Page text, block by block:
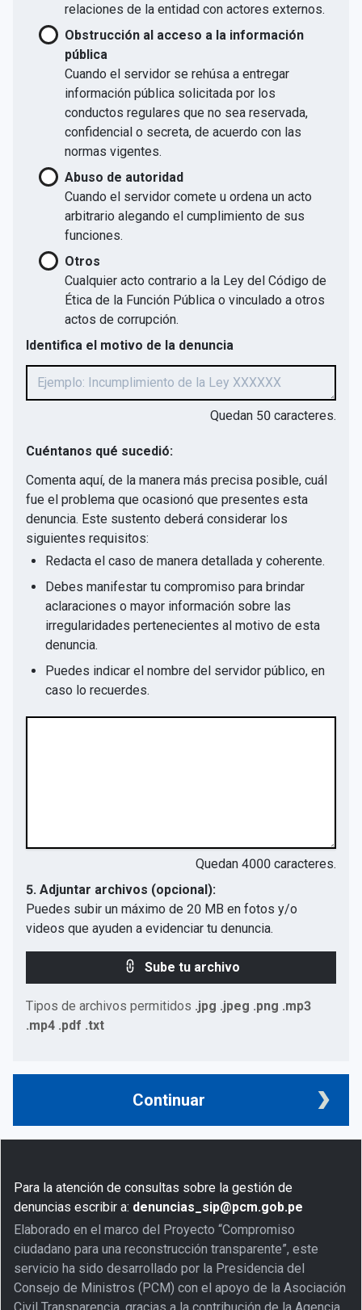
relaciones de la entidad con actores externos.
Obstrucción al acceso a la información
pública
Cuando el servidor se rehúsa a entregar
información pública solicitada por los
conductos regulares que no sea reservada,
confidencial o secreta, de acuerdo con las
normas vigentes.
Abuso de autoridad
Cuando el servidor comete u ordena un acto
arbitrario alegando el cumplimiento de sus
funciones.
Otros
Cualquier acto contrario a la Ley del Código de
Ética de la Función Pública o vinculado a otros
actos de corrupción.
Identifica el motivo de la denuncia
Quedan 50 caracteres.
Cuéntanos qué sucedió:
Comenta aquí, de la manera más precisa posible, cuál
fue el problema que ocasionó que presentes esta
denuncia. Este sustento deberá considerar los
siguientes requisitos:
Redacta el caso de manera detallada y coherente.
Debes manifestar tu compromiso para brindar
aclaraciones o mayor información sobre las
irregularidades pertenecientes al motivo de esta
denuncia.
Puedes indicar el nombre del servidor público, en
caso lo recuerdes.
Quedan 4000 caracteres.
5. Adjuntar archivos (opcional):
Puedes subir un máximo de 20 MB en fotos y/o
videos que ayuden a evidenciar tu denuncia.
Sube tu archivo
Tipos de archivos permitidos .jpg .jpeg .png .mp3
.mp4 .pdf .txt
Continuar
Para la atención de consultas sobre la gestión de
denuncias escribir a: denuncias_sip@pcm.gob.pe
Elaborado en el marco del Proyecto “Compromiso
ciudadano para una reconstrucción transparente”, este
servicio ha sido desarrollado por la Presidencia del
Consejo de Ministros (PCM) con el apoyo de la Asociación